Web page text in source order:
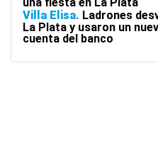
Villa Elisa Ladrones
La Plata y usaron un
cuenta del banco